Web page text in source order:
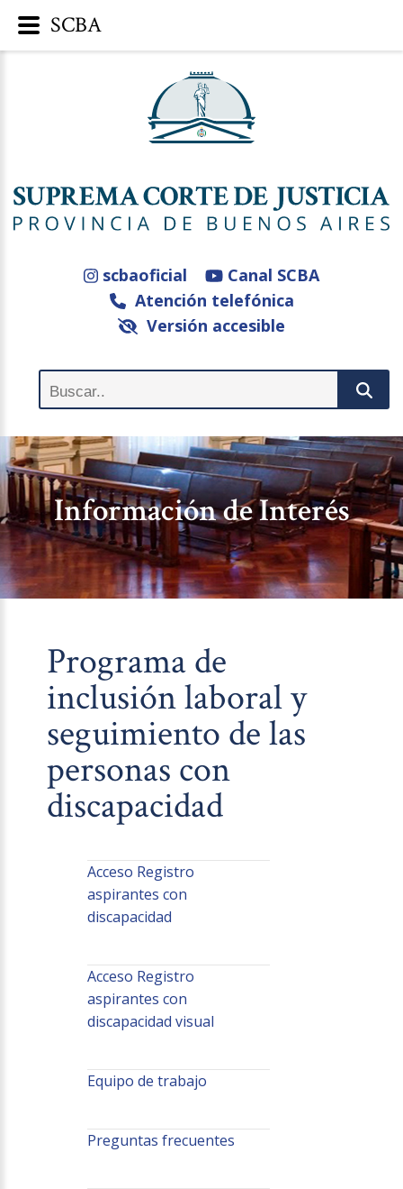
scbaoficial
Canal SCBA
Atención telefónica
Versión accesible
Información de Interés
Programa de
inclusión laboral y
seguimiento de las
personas con
discapacidad
Acceso Registro
aspirantes con
discapacidad
Acceso Registro
aspirantes con
discapacidad visual
Equipo de trabajo
Preguntas frecuentes
SCBA